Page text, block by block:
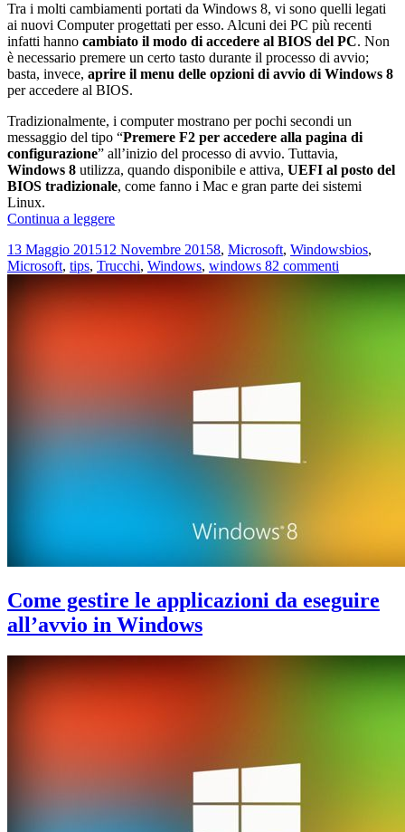
Tra i molti cambiamenti portati da Windows 8, vi sono quelli legati
ai nuovi Computer progettati per esso. Alcuni dei PC più recenti
infatti hanno cambiato il modo di accedere al BIOS del PC. Non
è necessario premere un certo tasto durante il processo di avvio;
basta, invece, aprire il menu delle opzioni di avvio di Windows 8
per accedere al BIOS.
Tradizionalmente, i computer mostrano per pochi secondi un
messaggio del tipo “Premere F2 per accedere alla pagina di
configurazione” all’inizio del processo di avvio. Tuttavia,
Windows 8 utilizza, quando disponibile e attiva, UEFI al posto del
BIOS tradizionale, come fanno i Mac e gran parte dei sistemi
Linux.
Continua a leggereCome
al
BIOS
su
PC
Scritto
il
13 Maggio 201512 Novembre 2015Categorie
8, Microsoft, WindowsTag
bios,
Microsoft, tips, Trucchi, Windows, windows 82 commenti
accedere
Come gestire le applicazioni da eseguire
all’avvio in Windows